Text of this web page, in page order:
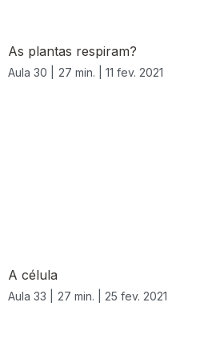
As plantas respiram?
Aula 30 | 27 min. | 11 fev. 2021
A célula
Aula 33 | 27 min. | 25 fev. 2021